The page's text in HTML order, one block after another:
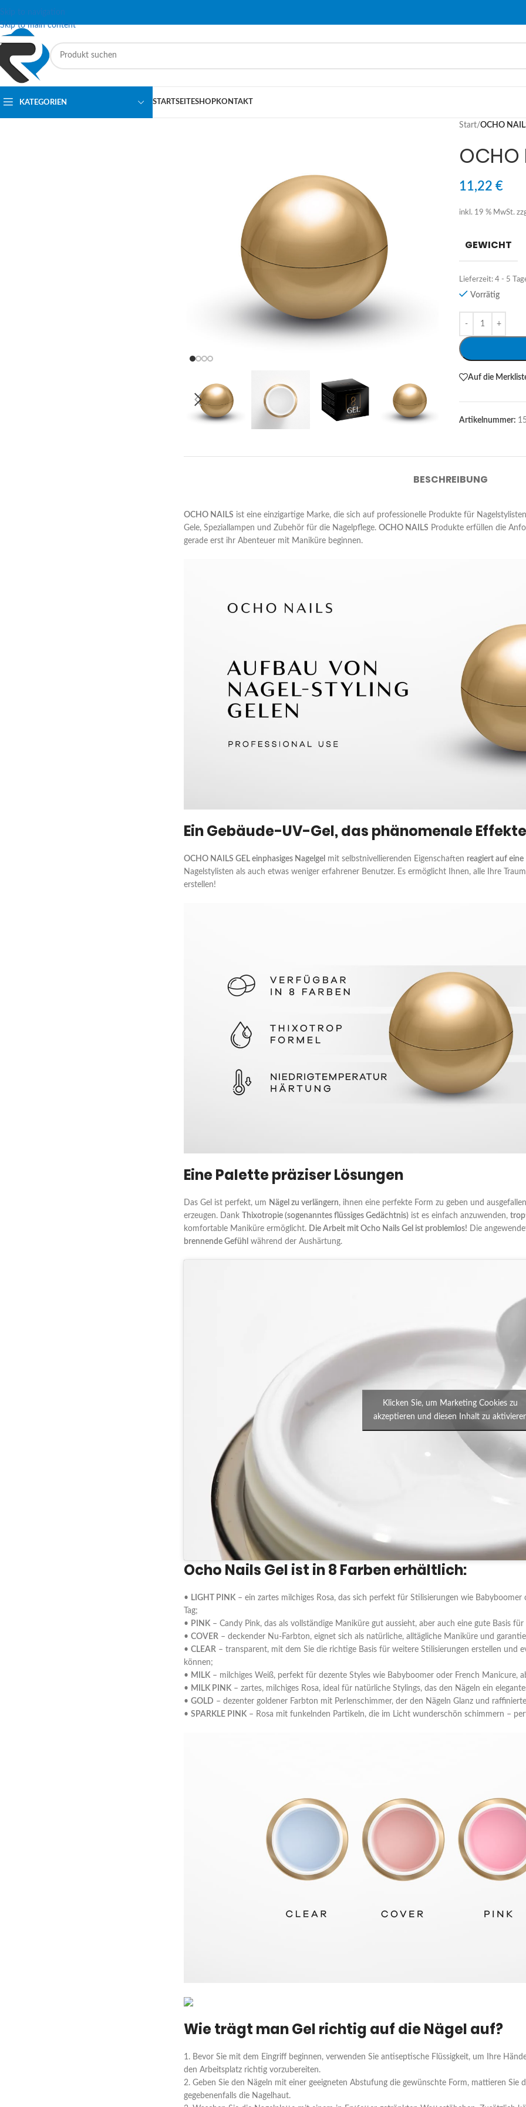
Skip to navigation
Skip to main content
KATEGORIEN STARTSEITESHOPKONTAKT
Start/OCHO
11,22€
inkl. 19 % MwSt.
GEWICHT
Lieferzeit:4 - 5
Vorrätig
Alternative:
Auf die
Artikelnummer:
BESCHREIBUNG
OCHO NAILS ist eine einzigartige Marke, die sich auf professionelle Produkte für
Gele, Speziallampen und Zubehör für die Nagelpflege. OCHO NAILS Produkte erfüllen die
gerade erst ihr Abenteuer mit Maniküre beginnen.
Ein Gebäude-UV-Gel, das phänomenale
OCHO NAILS GEL einphasiges Nagelgel mit selbstnivellierenden Eigenschaften reagiert auf
Nagelstylisten als auch etwas weniger erfahrener Benutzer. Es ermöglicht Ihnen, alle Ihre
erstellen!
Eine Palette präziser Lösungen
Das Gel ist perfekt, um Nägel zu verlängern, ihnen eine perfekte Form zu geben und
erzeugen. Dank
Thixotropie (sogenanntes flüssiges Gedächtnis)ist es einfach anzuwenden,
komfortable Maniküre ermöglicht. Die Arbeit mit Ocho Nails Gel ist problemlos! Die
brennende Gefühl während der Aushärtung.
Klicken Sie, um Marketing Cookies zu
akzeptieren und diesen Inhalt zu
Ocho Nails Gel ist in 8 Farben erhältlich:
• LIGHT PINK– ein zartes milchiges Rosa, das sich perfekt für Stilisierungen wie Babyboomer
Tag;
• PINK– Candy Pink, das als vollständige Maniküre gut aussieht, aber auch eine gute Basis
• COVER– deckender Nu-Farbton, eignet sich als natürliche, alltägliche Maniküre und
• CLEAR– transparent, mit dem Sie die richtige Basis für weitere Stilisierungen erstellen und
können;
• MILK– milchiges Weiß, perfekt für dezente Styles wie Babyboomer oder French Manicure,
• MILK PINK– zartes, milchiges Rosa, ideal für natürliche Stylings, das den Nägeln ein
• GOLD – dezenter goldener Farbton mit Perlenschimmer, der den Nägeln Glanz und
• SPARKLE PINK– Rosa mit funkelnden Partikeln, die im Licht wunderschön schimmern –
Wie trägt man Gel richtig auf die Nägel auf?
1. Bevor Sie mit dem Eingriff beginnen, verwenden Sie antiseptische Flüssigkeit, um Ihre
den Arbeitsplatz richtig vorzubereiten.
2. Geben Sie den Nägeln mit einer geeigneten Abstufung die gewünschte Form, mattieren Sie
gegebenenfalls die Nagelhaut.